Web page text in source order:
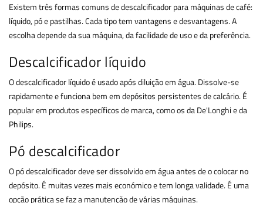
Existem três formas comuns de descalcificador para máquinas de café:
líquido, pó e pastilhas. Cada tipo tem vantagens e desvantagens. A
escolha depende da sua máquina, da facilidade de uso e da preferência.
Descalcificador líquido
O descalcificador líquido é usado após diluição em água. Dissolve-se
rapidamente e funciona bem em depósitos persistentes de calcário. É
popular em produtos específicos de marca, como os da De'Longhi e da
Philips.
Pó descalcificador
O pó descalcificador deve ser dissolvido em água antes de o colocar no
depósito. É muitas vezes mais económico e tem longa validade. É uma
opção prática se faz a manutenção de várias máquinas.